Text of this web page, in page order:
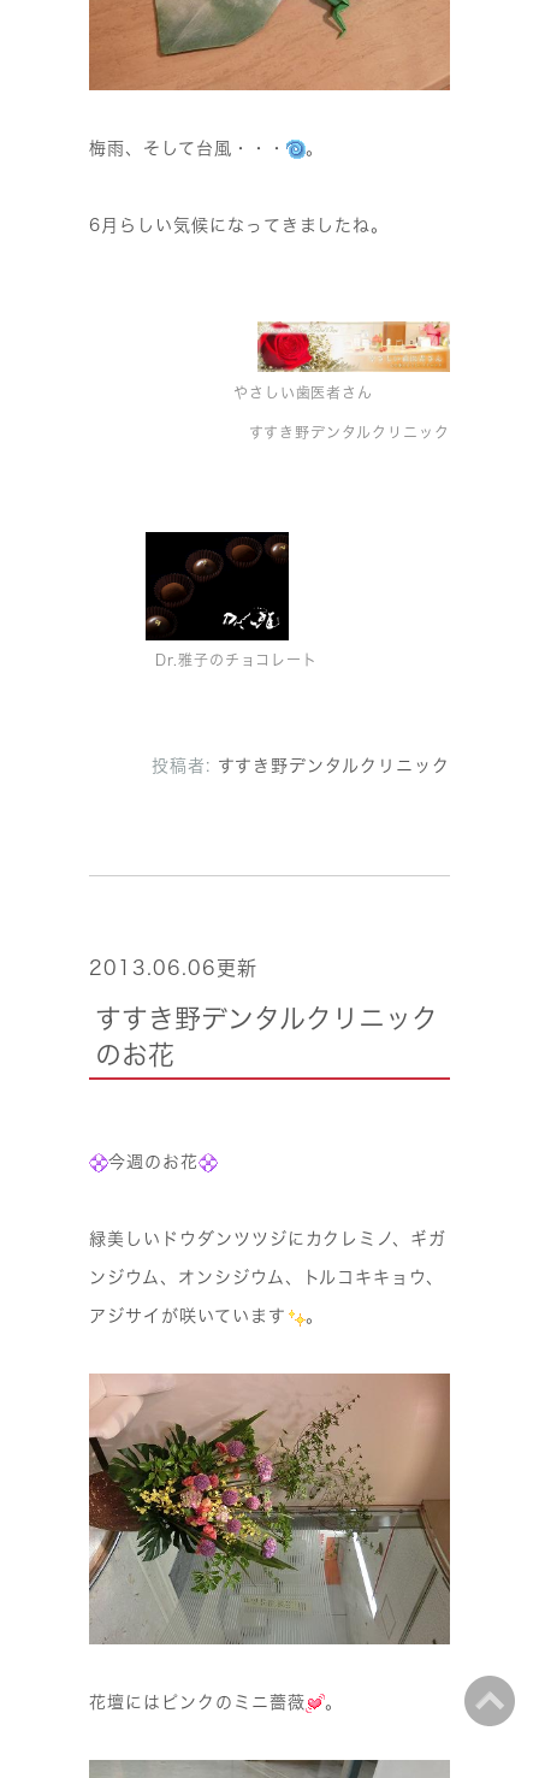
梅雨、そして台風・・・ 。
6月らしい気候になってきましたね。
やさしい歯医者さん
すすき野デンタルクリニック
Dr.雅子のチョコレート
投稿者: すすき野デンタルクリニック
2013.06.06更新
すすき野デンタルクリニック
のお花
今週のお花
緑美しいドウダンツツジにカクレミノ、ギガ
ンジウム、オンシジウム、トルコキキョウ、
アジサイが咲いています 。
花壇にはピンクのミニ薔薇 。